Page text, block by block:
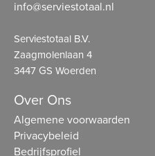
info@serviestotaal.nl
Serviestotaal B.V.
Zaagmolenlaan 4
3447 GS Woerden
Over Ons
Algemene voorwaarden
Privacybeleid
Bedrijfsprofiel